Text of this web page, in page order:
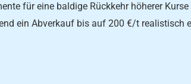
für eine baldige Rückkehr höherer
ein Abverkauf bis auf 200 €/t realistisch